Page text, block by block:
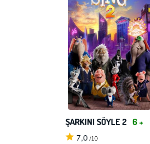
ŞARKINI SÖYLE 2 6 +
7,0 /10